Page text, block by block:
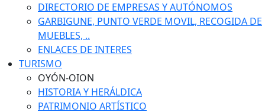
DIRECTORIO DE EMPRESAS Y AUTÓNOMOS
GARBIGUNE, PUNTO VERDE MOVIL, RECOGIDA DE
MUEBLES, ..
ENLACES DE INTERES
TURISMO
OYÓN-OION
HISTORIA Y HERÁLDICA
PATRIMONIO ARTÍSTICO